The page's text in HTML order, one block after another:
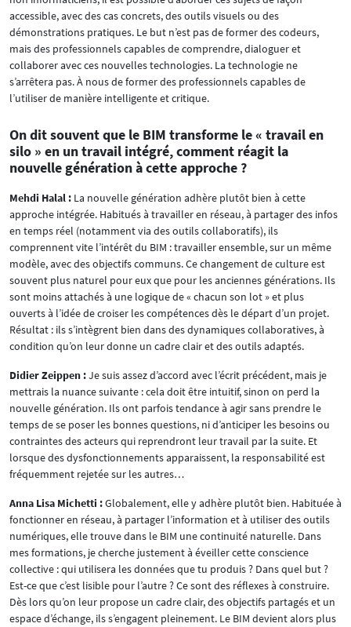
accessible, avec des cas concrets, des outils visuels ou des
démonstrations pratiques. Le but n’est pas de former des codeurs,
mais des professionnels capables de comprendre, dialoguer et
collaborer avec ces nouvelles technologies. La technologie ne
s’arrêtera pas. À nous de former des professionnels capables de
l’utiliser de manière intelligente et critique.
On dit souvent que le BIM transforme le « travail en
silo » en un travail intégré, comment réagit la
nouvelle génération à cette approche ?
Mehdi Halal : La nouvelle génération adhère plutôt bien à cette
approche intégrée. Habitués à travailler en réseau, à partager des infos
en temps réel (notamment via des outils collaboratifs), ils
comprennent vite l’intérêt du BIM : travailler ensemble, sur un même
modèle, avec des objectifs communs. Ce changement de culture est
souvent plus naturel pour eux que pour les anciennes générations. Ils
sont moins attachés à une logique de « chacun son lot » et plus
ouverts à l’idée de croiser les compétences dès le départ d’un projet.
Résultat : ils s’intègrent bien dans des dynamiques collaboratives, à
condition qu’on leur donne un cadre clair et des outils adaptés.
Didier Zeippen :Je suis assez d’accord avec l’écrit précédent, mais je
mettrais la nuance suivante : cela doit être intuitif, sinon on perd la
nouvelle génération. Ils ont parfois tendance à agir sans prendre le
temps de se poser les bonnes questions, ni d’anticiper les besoins ou
contraintes des acteurs qui reprendront leur travail par la suite. Et
lorsque des dysfonctionnements apparaissent, la responsabilité est
fréquemment rejetée sur les autres…
Anna Lisa Michetti :Globalement, elle y adhère plutôt bien. Habituée à
fonctionner en réseau, à partager l’information et à utiliser des outils
numériques, elle trouve dans le BIM une continuité naturelle. Dans
mes formations, je cherche justement à éveiller cette conscience
collective : qui utilisera les données que tu produis ? Dans quel but ?
Est-ce que c’est lisible pour l’autre ? Ce sont des réflexes à construire.
Dès lors qu’on leur propose un cadre clair, des objectifs partagés et un
espace d’échange, ils s’engagent pleinement. Le BIM devient alors plus